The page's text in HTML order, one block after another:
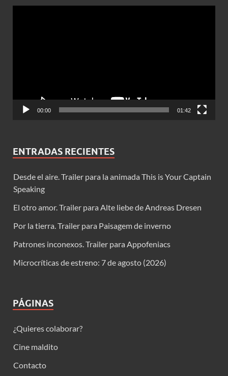
00:00 01:42
ENTRADAS RECIENTES
Desde el aire. Trailer para la animada This is Your Captain
Speaking
El otro amor. Trailer para Alte liebe de Andreas Dresen
Por la tierra. Trailer para Paisagem de inverno
Patrones inconexos. Trailer para Appofeniacs
Microcríticas de estreno: 7 de agosto (2026)
PÁGINAS
¿Quieres colaborar?
Cine maldito
Contacto